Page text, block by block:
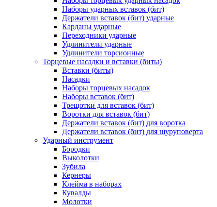
Наборы ударных вставок (бит)
Держатели вставок (бит) ударные
Карданы ударные
Переходники ударные
Удлинители ударные
Удлинители торсионные
Торцевые насадки и вставки (биты)
Вставки (биты)
Насадки
Наборы торцевых насадок
Наборы вставок (бит)
Трещотки для вставок (бит)
Воротки для вставок (бит)
Держатели вставок (бит) для воротка
Держатели вставок (бит) для шуруповерта
Ударный инструмент
Бородки
Выколотки
Зубила
Кернеры
Клейма в наборах
Кувалды
Молотки